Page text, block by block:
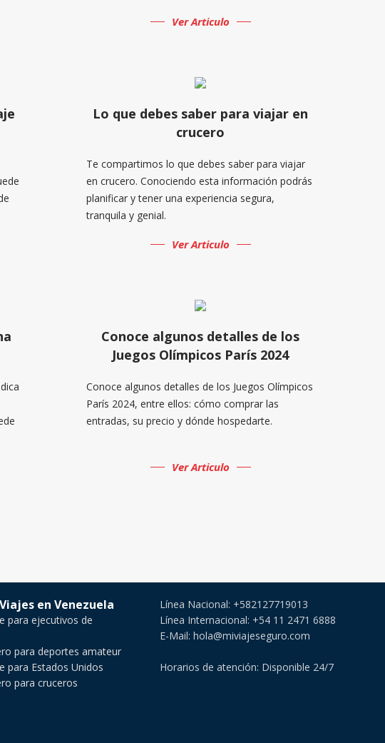
Ver Articulo
Lo que debes saber para viajar en
crucero
Te compartimos lo que debes saber para viajar
en crucero. Conociendo esta información podrás
planificar y tener una experiencia segura,
tranquila y genial.
Ver Articulo
Conoce algunos detalles de los
Juegos Olímpicos París 2024
Conoce algunos detalles de los Juegos Olímpicos
París 2024, entre ellos: cómo comprar las
entradas, su precio y dónde hospedarte.
Ver Articulo
en Venezuela
para ejecutivos de
para deportes amateur
para Estados Unidos
para cruceros
Línea Nacional: +582127719013
Línea Internacional: +54 11 2471 6888
E-Mail: hola@miviajeseguro.com
Horarios de atención: Disponible 24/7